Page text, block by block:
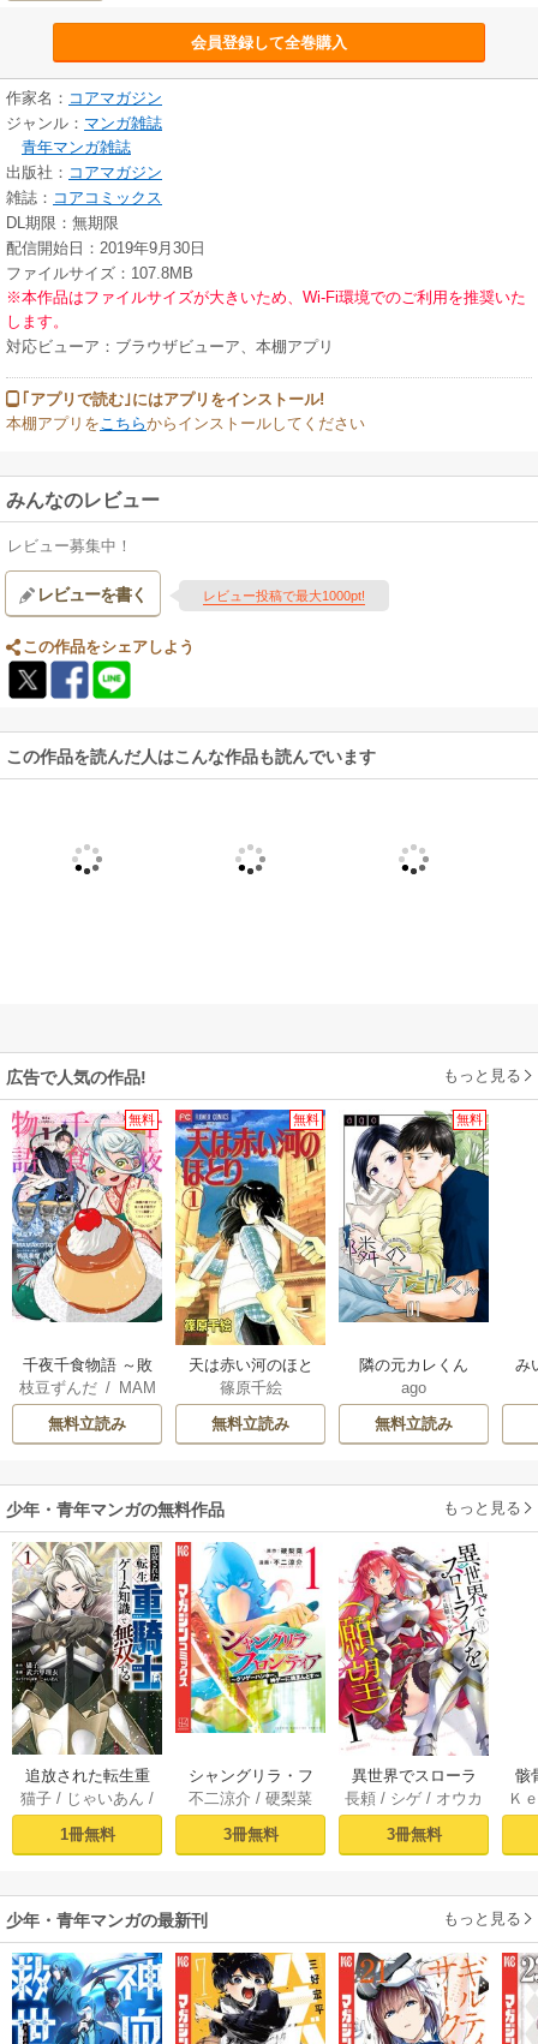
会員登録して全巻購入
作家名： コアマガジン
ジャンル： マンガ雑誌
青年マンガ雑誌
出版社： コアマガジン
雑誌： コアコミックス
DL期限：無期限
配信開始日：2019年9月30日
ファイルサイズ：107.8MB
※本作品はファイルサイズが大きいため、Wi-Fi環境でのご利用を推奨いた
します。
対応ビューア：ブラウザビューア、本棚アプリ
｢アプリで読む｣にはアプリをインストール!
本棚アプリをこちらからインストールしてください
みんなのレビュー
レビュー募集中！
レビューを書く レビュー投稿で最大1000pt!
この作品をシェアしよう
この作品を読んだ人はこんな作品も読んでいます
広告で人気の作品! もっと見る
無料
千夜千食物語 ～敗
国の姫ですが氷の
皇子殿下がどうも
溺愛してくれてい
枝豆ずんだ/ MAM
AKOTO / 鴉羽凛燈
無料立読み
無料
天は赤い河のほと
り
篠原千絵
無料立読み
無料
隣の元カレくん
ago
無料立読み
み
少年・青年マンガの無料作品 もっと見る
追放された転生重
騎士はゲーム知識
で無双する（１）
猫子 / じゃいあん /
武六甲理衣
1冊無料
シャングリラ・フ
ロンティア（１）
～クソゲーハン
ター、神ゲーに挑
不二涼介 /硬梨菜
3冊無料
異世界でスローラ
イフを（願望） 1
長頼 / シゲ / オウカ
3冊無料
骸
異
Ｋ
少年・青年マンガの最新刊 もっと見る